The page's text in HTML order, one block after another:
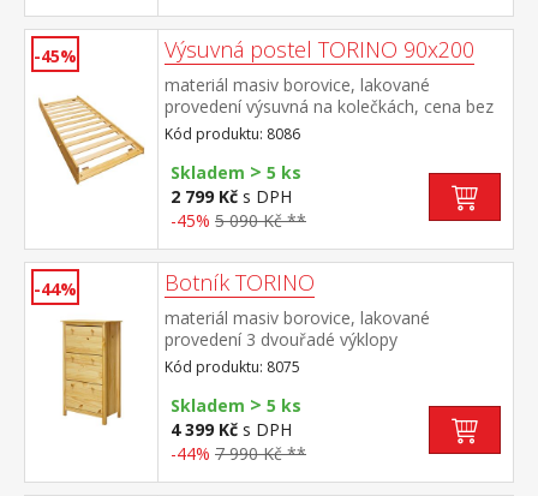
-45% Výsuvná postel TORINO 90x200
materiál masiv borovice, lakované
provedení výsuvná na kolečkách, cena bez
matrace maximální doporučená výška
matrace 14 cm doporučený rozměr
matrace 90 × 200 cm vhodná jako výsuvná
přistýlka k pohovce TORINO 8085 nebo k
jednolůžku JANA ID30400225
Kód produktu: 8086
Skladem > 5 ks
2 799 Kč s DPH
-45% 5 090 Kč **
-44% Botník TORINO
materiál masiv borovice, lakované
provedení 3 dvouřadé výklopy
Kód produktu: 8075
Skladem > 5 ks
4 399 Kč s DPH
-44% 7 990 Kč **